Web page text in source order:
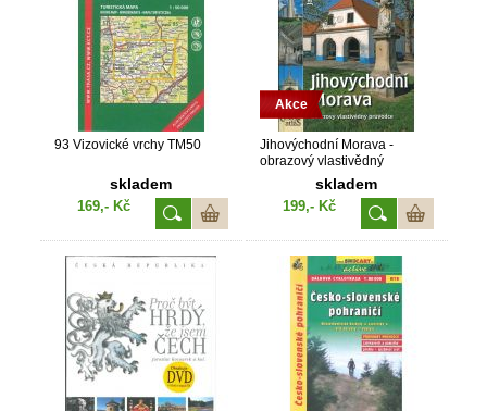
93 Vizovické vrchy TM50
skladem
169,- Kč
Akce
Jihovýchodní Morava -
obrazový vlastivědný
skladem
199,- Kč